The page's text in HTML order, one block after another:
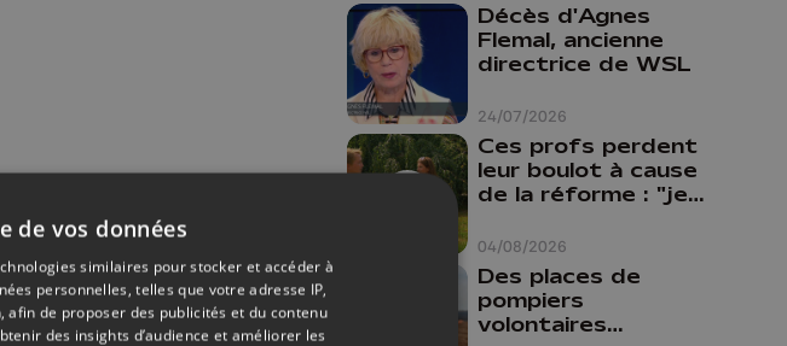
24/07/2026
Décès d'Agnes
Flemal, ancienne
directrice de WSL
04/08/2026
Ces profs perdent
leur boulot à cause
de la réforme : "je
comme prof que
comme
pharmacienne"
Des places de
pompiers
volontaires
de vos données
similaires pour stocker et accéder à
personnelles, telles que votre adresse IP,
de proposer des publicités et du contenu
des insights d’audience et améliorer les